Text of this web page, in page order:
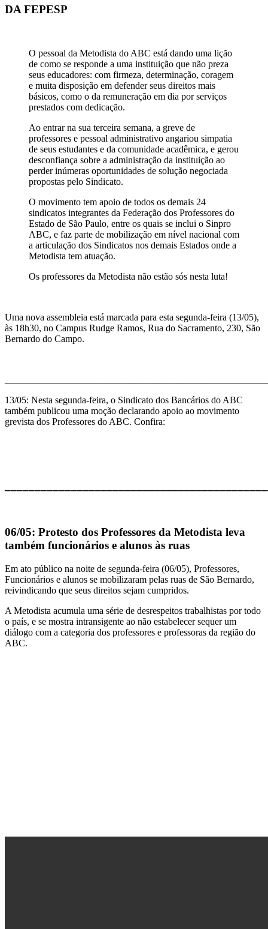
DA FEPESP
O pessoal da Metodista do ABC está dando uma lição
de como se responde a uma instituição que não preza
seus educadores: com firmeza, determinação, coragem
e muita disposição em defender seus direitos mais
básicos, como o da remuneração em dia por serviços
prestados com dedicação.
Ao entrar na sua terceira semana, a greve de
professores e pessoal administrativo angariou simpatia
de seus estudantes e da comunidade acadêmica, e gerou
desconfiança sobre a administração da instituição ao
perder inúmeras oportunidades de solução negociada
propostas pelo Sindicato.
O movimento tem apoio de todos os demais 24
sindicatos integrantes da Federação dos Professores do
Estado de São Paulo, entre os quais se inclui o Sinpro
ABC, e faz parte de mobilização em nível nacional com
a articulação dos Sindicatos nos demais Estados onde a
Metodista tem atuação.
Os professores da Metodista não estão sós nesta luta!
Uma nova assembleia está marcada para esta segunda-feira (13/05),
às 18h30, no Campus Rudge Ramos, Rua do Sacramento, 230, São
Bernardo do Campo.
13/05: Nesta segunda-feira, o Sindicato dos Bancários do ABC
também publicou uma moção declarando apoio ao movimento
grevista dos Professores do ABC. Confira:
06/05: Protesto dos Professores da Metodista leva
também funcionários e alunos às ruas
Em ato público na noite de segunda-feira (06/05), Professores,
Funcionários e alunos se mobilizaram pelas ruas de São Bernardo,
reivindicando que seus direitos sejam cumpridos.
A Metodista acumula uma série de desrespeitos trabalhistas por todo
o país, e se mostra intransigente ao não estabelecer sequer um
diálogo com a categoria dos professores e professoras da região do
ABC.